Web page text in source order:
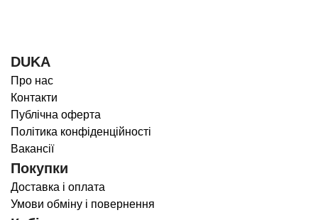
DUKA
Про нас
Контакти
Публічна оферта
Політика конфіденційності
Вакансії
Покупки
Доставка і оплата
Умови обміну і повернення